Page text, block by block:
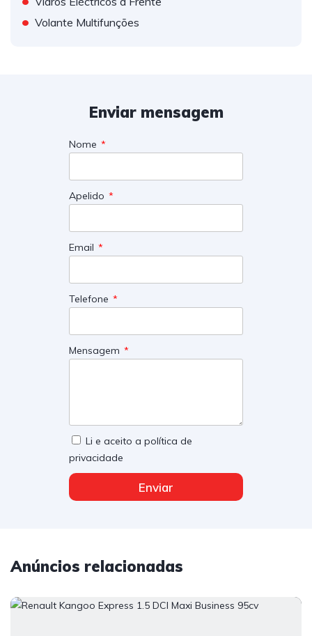
• Volante Multifunções
Enviar mensagem
Nome
Apelido
Email
Telefone
Mensagem
Li e aceito a política de
privacidade
Enviar
Anúncios relacionadas